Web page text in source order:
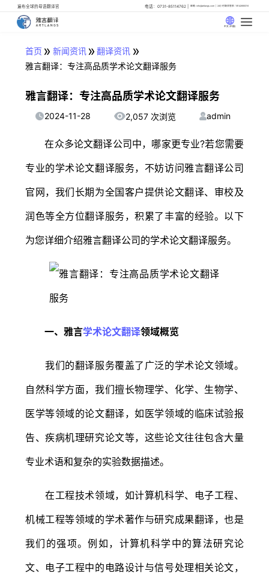
遍布全球的母语翻译官 电话：0731-85114762 邮箱: info@artlangs.com 24小时翻译管家: 18142666316
中文 (中国)
首页 » 新闻资讯» 翻译资讯 »
雅言翻译：专注高品质学术论文翻译服务
雅言翻译：专注高品质学术论文翻译服务
2024-11-28 2,057 次浏览 admin
在众多论文翻译公司中，哪家更专业?若您需要
专业的学术论文翻译服务，不妨访问雅言翻译公司
官网，我们长期为全国客户提供论文翻译、审校及
润色等全方位翻译服务，积累了丰富的经验。以下
为您详细介绍雅言翻译公司的学术论文翻译服务。
一、雅言学术论文翻译领域概览
我们的翻译服务覆盖了广泛的学术论文领域。
自然科学方面，我们擅长物理学、化学、生物学、
医学等领域的论文翻译，如医学领域的临床试验报
告、疾病机理研究论文等，这些论文往往包含大量
专业术语和复杂的实验数据描述。
在工程技术领域，如计算机科学、电子工程、
机械工程等领域的学术著作与研究成果翻译，也是
我们的强项。例如，计算机科学中的算法研究论
文、电子工程中的电路设计与信号处理相关论文，